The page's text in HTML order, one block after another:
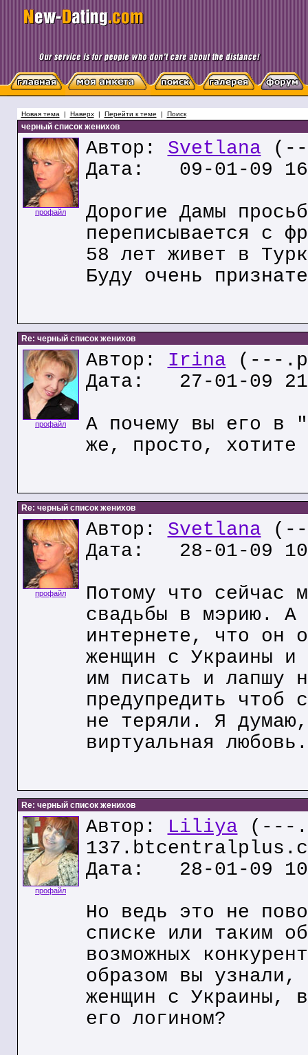
Новая тема | Наверх| Перейти к теме | Поиск
черный список женихов
профайл
Автор: Svetlana
Дата: 09-01-09
Дорогие Дамы
переписывается с
58 лет живет в
Буду очень
Re: черный список женихов
профайл
Автор: Irina (---
Дата: 27-01-09
А почему вы его в
же, просто, хотите
Re: черный список женихов
профайл
Автор: Svetlana
Дата: 28-01-09
Потому что сейчас
свадьбы в мэрию. А
интернете, что он
женщин с Украины и
им писать и лапшу
предупредить чтоб
не теряли. Я
виртуальная любовь.
Re: черный список женихов
профайл
Автор: Liliya (---
Дата: 28-01-09
Но ведь это не
списке или таким
возможных
образом вы узнали,
женщин с Украины,
его логином?